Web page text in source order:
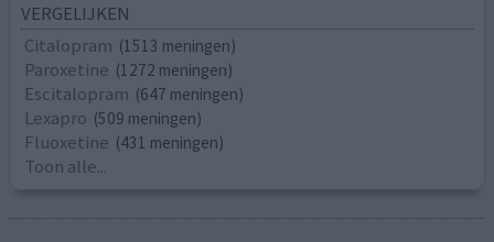
VERGELIJKEN
Citalopram (1513 meningen)
Paroxetine (1272 meningen)
Escitalopram (647 meningen)
Lexapro (509 meningen)
Fluoxetine (431 meningen)
Toon alle...